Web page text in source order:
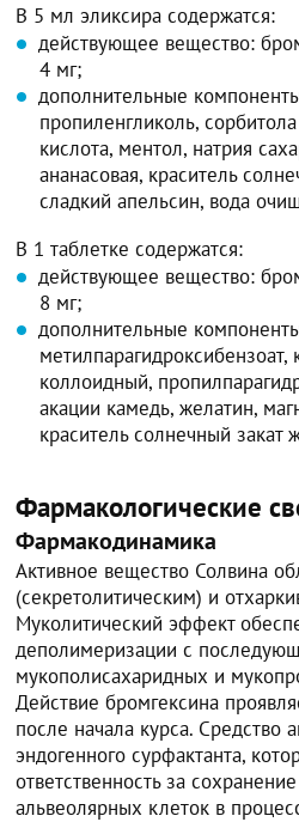
В 5 мл эликсира содержатся:
действующее вещество:
4 мг;
дополнительные
пропиленгликоль,
кислота, ментол, натрия
ананасовая, краситель
сладкий апельсин, вода
В 1 таблетке содержатся:
действующее вещество:
8 мг;
дополнительные
коллоидный,
акации камедь, желатин,
краситель солнечный закат
Фармакологические
Фармакодинамика
Активное вещество Солвина
(секретолитическим) и
Муколитический эффект
деполимеризации с
мукополисахаридных и
Действие бромгексина
после начала курса. Средство
эндогенного сурфактанта,
ответственность за
альвеолярных клеток в